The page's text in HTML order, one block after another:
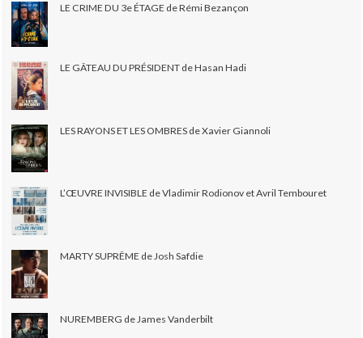
LE CRIME DU 3e ÉTAGE de Rémi Bezançon
LE GÂTEAU DU PRÉSIDENT de Hasan Hadi
LES RAYONS ET LES OMBRES de Xavier Giannoli
L’ŒUVRE INVISIBLE de Vladimir Rodionov et Avril Tembouret
MARTY SUPRÊME de Josh Safdie
NUREMBERG de James Vanderbilt